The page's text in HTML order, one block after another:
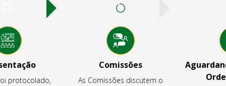
protocolado,
Comissões
As Comissões discutem o